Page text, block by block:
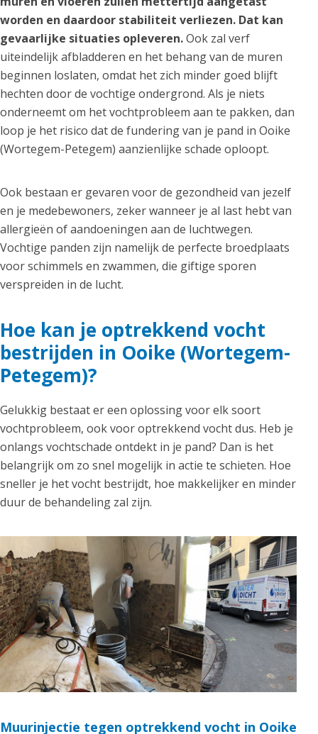
worden en daardoor stabiliteit verliezen. Dat kan
gevaarlijke situaties opleveren.Ook zal verf
uiteindelijk afbladderen en het behang van de muren
beginnen loslaten, omdat het zich minder goed blijft
hechten door de vochtige ondergrond. Als je niets
onderneemt om het vochtprobleem aan te pakken, dan
loop je het risico dat de fundering van je pand in Ooike
(Wortegem-Petegem) aanzienlijke schade oploopt.
Ook bestaan er gevaren voor de gezondheid van jezelf
en je medebewoners, zeker wanneer je al last hebt van
allergieën of aandoeningen aan de luchtwegen.
Vochtige panden zijn namelijk de perfecte broedplaats
voor schimmels en zwammen, die giftige sporen
verspreiden in de lucht.
Hoe kan je optrekkend vocht
bestrijden in Ooike (Wortegem-
Petegem)?
Gelukkig bestaat er een oplossing voor elk soort
vochtprobleem, ook voor optrekkend vocht dus. Heb je
onlangs vochtschade ontdekt in je pand? Dan is het
belangrijk om zo snel mogelijk in actie te schieten. Hoe
sneller je het vocht bestrijdt, hoe makkelijker en minder
duur de behandeling zal zijn.
Muurinjectie tegen optrekkend vocht in Ooike